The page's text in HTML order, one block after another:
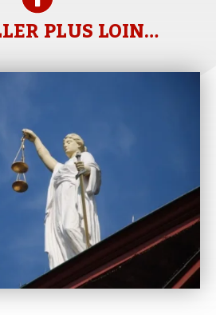
PLUS LOIN…